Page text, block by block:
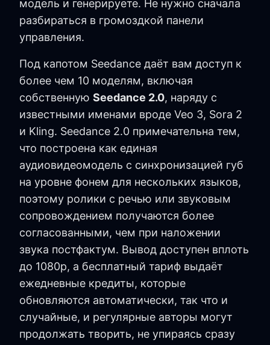
модель и генерируете. Не нужно сначала
разбираться в громоздкой панели
управления.
Под капотом Seedance даёт вам доступ к
более чем 10 моделям, включая
собственную Seedance 2.0, наряду с
известными именами вроде Veo 3, Sora 2
и Kling. Seedance 2.0 примечательна тем,
что построена как единая
аудиовидеомодель с синхронизацией губ
на уровне фонем для нескольких языков,
поэтому ролики с речью или звуковым
сопровождением получаются более
согласованными, чем при наложении
звука постфактум. Вывод доступен вплоть
до 1080p, а бесплатный тариф выдаёт
ежедневные кредиты, которые
обновляются автоматически, так что и
случайные, и регулярные авторы могут
продолжать творить, не упираясь сразу